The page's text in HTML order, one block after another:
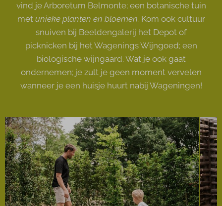
vind je Arboretum Belmonte; een botanische tuin
met unieke planten en bloemen. Kom ook cultuur
snuiven bij Beeldengalerij het Depot of
picknicken bij het Wagenings Wijngoed; een
biologische wijngaard. Wat je ook gaat
ondernemen; je zult je geen moment vervelen
wanneer je een huisje huurt nabij Wageningen!